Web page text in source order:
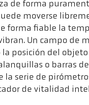
de forma
moverse
forma fiable la
Un campo de
posición del
o barras
la serie de
de vitalidad